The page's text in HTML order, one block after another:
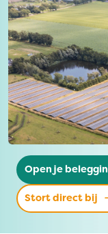
Open je
Stort direct bij